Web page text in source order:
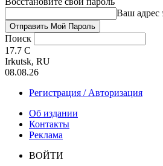
Ваш адрес
Поиск
17.7 C
Irkutsk, RU
08.08.26
Регистрация / Авторизация
Об издании
Контакты
Реклама
ВОЙТИ